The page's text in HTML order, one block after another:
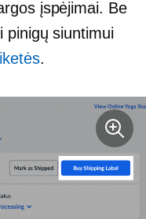
įspėjimai. Be
pinigų siuntimui
.